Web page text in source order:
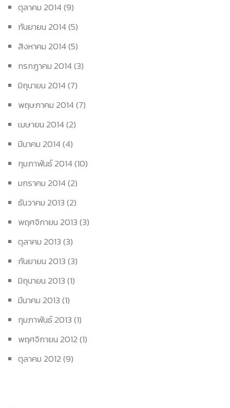
ตุลาคม 2014(9)
กันยายน 2014(5)
สิงหาคม 2014(5)
กรกฎาคม 2014(3)
มิถุนายน 2014(7)
พฤษภาคม 2014(7)
เมษายน 2014(2)
มีนาคม 2014(4)
กุมภาพันธ์ 2014(10)
มกราคม 2014(2)
ธันวาคม 2013(2)
พฤศจิกายน 2013(3)
ตุลาคม 2013(3)
กันยายน 2013(3)
มิถุนายน 2013(1)
มีนาคม 2013(1)
กุมภาพันธ์ 2013(1)
พฤศจิกายน 2012(1)
ตุลาคม 2012(9)